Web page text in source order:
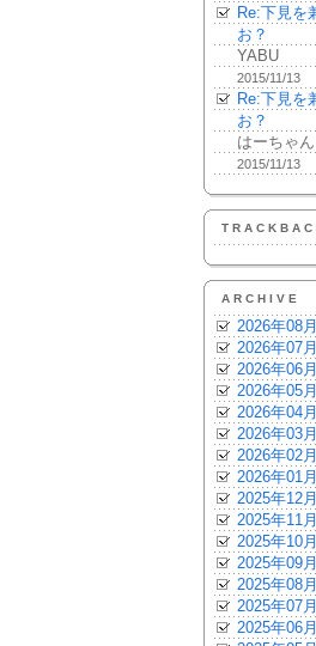
Re:下見を
お？
YABU
2015/11/13
Re:下見を
お？
はーちゃん
2015/11/13
ARCHIVE
2026年08月
2026年07月
2026年06月
2026年05月
2026年04月
2026年03月
2026年02月
2026年01月
2025年12月
2025年11月
2025年10月
2025年09月
2025年08月
2025年07月
2025年06月